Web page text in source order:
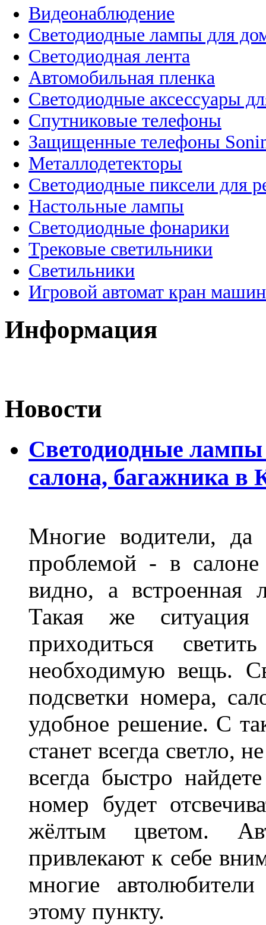
Видеонаблюдение
Светодиодные лампы для
Светодиодная лента
Автомобильная пленка
Светодиодные аксессуары
Спутниковые телефоны
Защищенные телефоны
Металлодетекторы
Светодиодные пиксели для
Настольные лампы
Светодиодные фонарики
Трековые светильники
Светильники
Игровой автомат кран
Информация
Новости
Светодиодные лампы
салона, багажника в
Многие водители, да
проблемой - в
видно, а встроенная
Такая же
приходиться
необходимую вещь.
подсветки номера,
удобное решение. С
станет всегда светло,
всегда быстро
номер будет
жёлтым цветом.
привлекают к себе
многие
этому пункту.